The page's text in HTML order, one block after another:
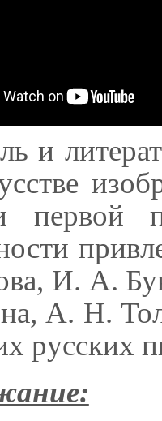
и
И. А.
А. Н.
русских